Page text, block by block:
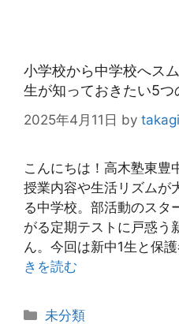
小学校から中学校へス
生が知っておきたい5つ
2025年4月11日 by
こんにちは！高木塾東豊
授業内容や生活リズムが
る中学校。部活動のスタ
がる定期テストに戸惑う
ん。今回は新中1生と保
きを読む
カ
未分類